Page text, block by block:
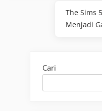
Next
Post:
The Sims
Menjadi
Cari